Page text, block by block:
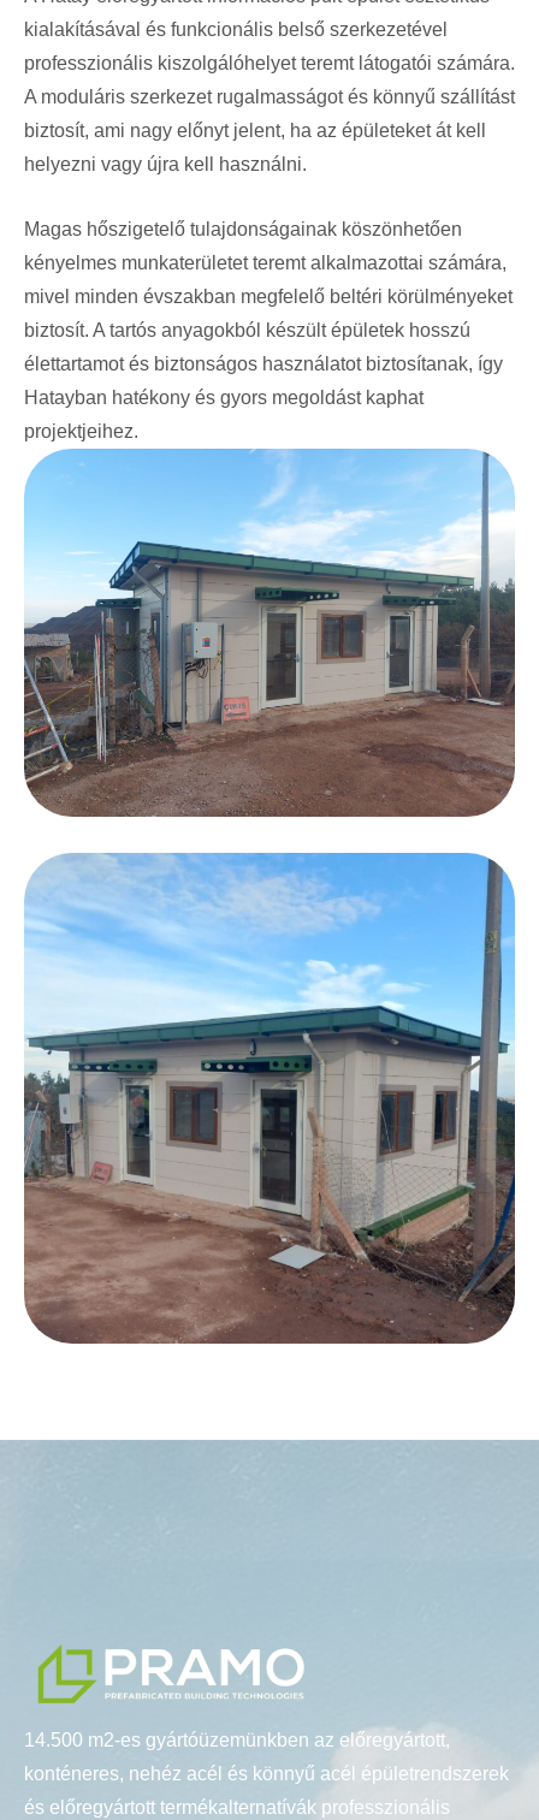
kialakításával és funkcionális belső szerkezetével
professzionális kiszolgálóhelyet teremt látogatói számára.
A moduláris szerkezet rugalmasságot és könnyű szállítást
biztosít, ami nagy előnyt jelent, ha az épületeket át kell
helyezni vagy újra kell használni.
Magas hőszigetelő tulajdonságainak köszönhetően
kényelmes munkaterületet teremt alkalmazottai számára,
mivel minden évszakban megfelelő beltéri körülményeket
biztosít. A tartós anyagokból készült épületek hosszú
élettartamot és biztonságos használatot biztosítanak, így
Hatayban hatékony és gyors megoldást kaphat
projektjeihez.
14.500 m2-es gyártóüzemünkben az előregyártott,
konténeres, nehéz acél és könnyű acél épületrendszerek
és előregyártott termékalternatívák professzionális